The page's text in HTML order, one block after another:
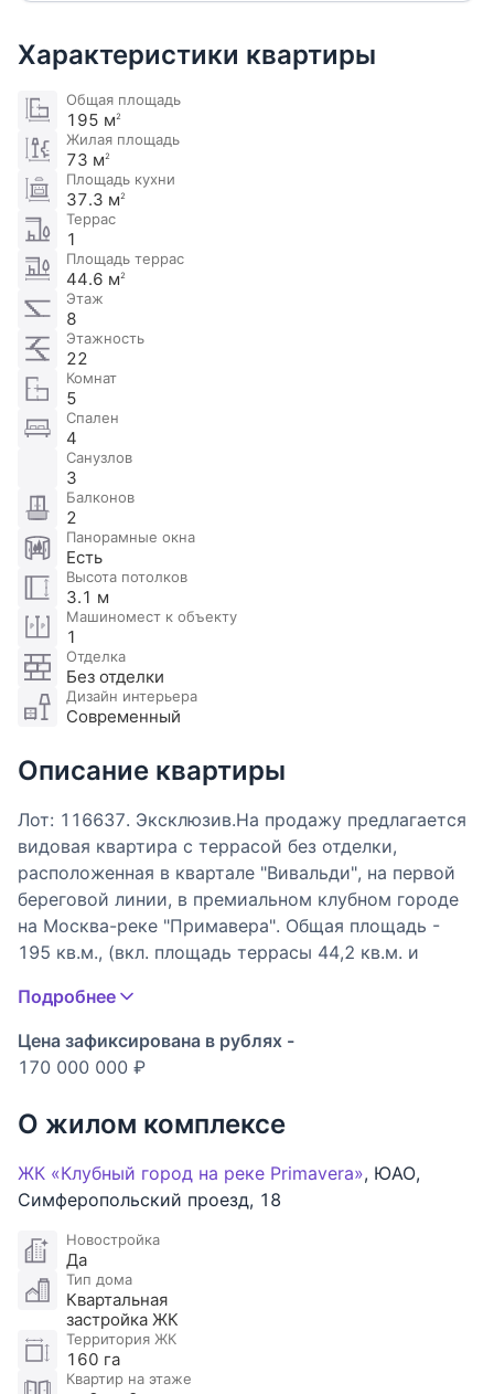
Характеристики квартиры
Общая площадь
195 м2
Жилая площадь
73 м2
Площадь кухни
37.3 м2
Террас
1
Площадь террас
44.6 м2
Этаж
8
Этажность
22
Комнат
5
Спален
4
Санузлов
3
Балконов
2
Панорамные окна
Есть
Высота потолков
3.1 м
Машиномест к объекту
1
Отделка
Без отделки
Дизайн интерьера
Современный
Описание квартиры
Лот: 116637. Эксклюзив.На продажу предлагается
видовая квартира с террасой без отделки,
расположенная в квартале "Вивальди", на первой
береговой линии, в премиальном клубном городе
на Москва-реке "Примавера". Общая площадь -
195 кв.м., (вкл. площадь террасы 44,2 кв.м. и
гостиная, три спальни, две из которых со своими
санузлами, спальня с гардеробной и санузлом,
гардеробная, гостевой санузел, прихожая, два
панорамных окон открываются прекрасные виды
на на Москва-реку и благоустроенную
набережную. Из кухни-гостиной и одной из спален
можно попасть на просторную террасу.
Безопасность комплекса обеспечивается
огороженной территорией, видеонаблюдением,
пропускной системой, консьерж-сервисом,
сигнализацией и системами противопожарной
безопасности. Внутреннее благоустройство
включает в себя приватный экопарк с
амфитеатром, детскими и спортивными
Подробнее
Цена зафиксирована в рублях -
170 000 000 ₽
О жилом комплексе
ЖК «Клубный город на реке Primavera», ЮАО,
Симферопольский проезд, 18
Новостройка
Да
Тип дома
Квартальная
застройка ЖК
Территория ЖК
160 га
Квартир на этаже